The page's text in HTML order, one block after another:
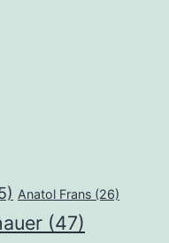
Anatol Frans (26)
(47)